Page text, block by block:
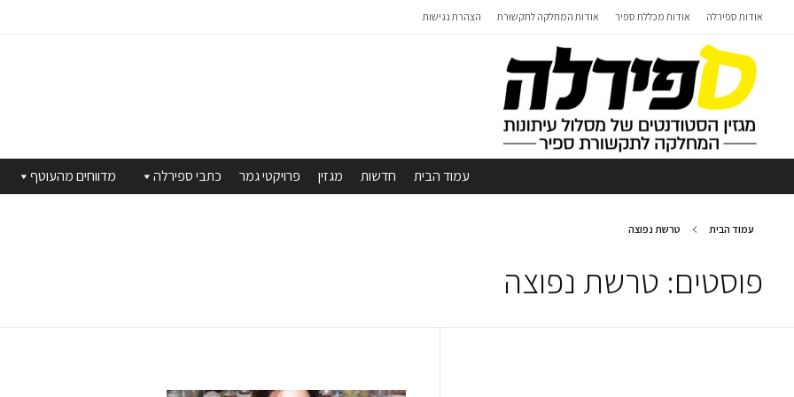
אודות ספירלה אודות מכללת ספיר אודות המחלקה לתקשורת הצהרת נגישות
עמוד הבית חדשות מגזין פרויקטי גמר כתבי ספירלה מדווחים מהעוטף
עמוד הבית טרשת נפוצה
פוסטים: טרשת נפוצה